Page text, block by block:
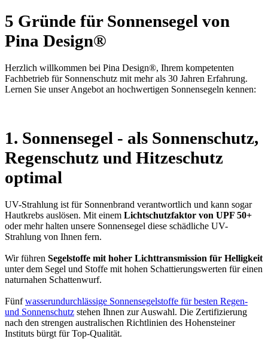
5 Gründe für Sonnensegel von
Pina Design®
Herzlich willkommen bei Pina Design®, Ihrem kompetenten
Fachbetrieb für Sonnenschutz mit mehr als 30 Jahren Erfahrung.
Lernen Sie unser Angebot an hochwertigen Sonnensegeln kennen:
1. Sonnensegel - als Sonnenschutz,
Regenschutz und Hitzeschutz
optimal
UV-Strahlung ist für Sonnenbrand verantwortlich und kann sogar
Hautkrebs auslösen. Mit einem Lichtschutzfaktor von UPF 50+
oder mehr halten unsere Sonnensegel diese schädliche UV-
Strahlung von Ihnen fern.
Wir führen Segelstoffe mit hoher Lichttransmission für Helligkeit
unter dem Segel und Stoffe mit hohen Schattierungswerten für einen
naturnahen Schattenwurf.
Fünfwasserundurchlässige Sonnensegelstoffe für besten Regen-
und Sonnenschutz stehen Ihnen zur Auswahl. Die Zertifizierung
nach den strengen australischen Richtlinien des Hohensteiner
Instituts bürgt für Top-Qualität.